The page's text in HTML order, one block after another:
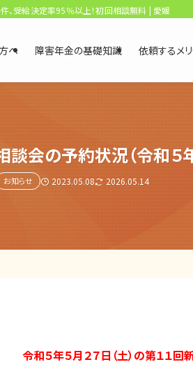
受給決定率95％以上！初回相談無料 | 愛媛・松山
へ 障害年金の基礎知識 依頼するメリ
会の予約状況（令和５
お知らせ 2023.05.08 2026.05.14
令和５年５月２７日（土）の第１１